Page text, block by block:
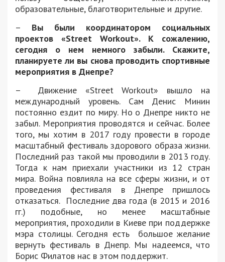
образовательные, благотворительные и другие.
– Вы были координатором социальных
проектов «Street Workout». К сожалению,
сегодня о нем немного забыли. Скажите,
планируете ли вы снова проводить спортивные
мероприятия в Днепре?
– Движение «Street Workout» вышло на
международный уровень. Сам Денис Минин
постоянно ездит по миру. Но о Днепре никто не
забыл. Мероприятия проводятся и сейчас. Более
того, мы хотим в 2017 году провести в городе
масштабный фестиваль здорового образа жизни.
Последний раз такой мы проводили в 2013 году.
Тогда к нам приехали участники из 12 стран
мира. Война повлияла на все сферы жизни, и от
проведения фестиваля в Днепре пришлось
отказаться. Последние два года (в 2015 и 2016
гг.) подобные, но менее масштабные
мероприятия, проходили в Киеве при поддержке
мэра столицы. Сегодня есть большое желание
вернуть фестиваль в Днепр. Мы надеемся, что
Борис Филатов нас в этом поддержит.